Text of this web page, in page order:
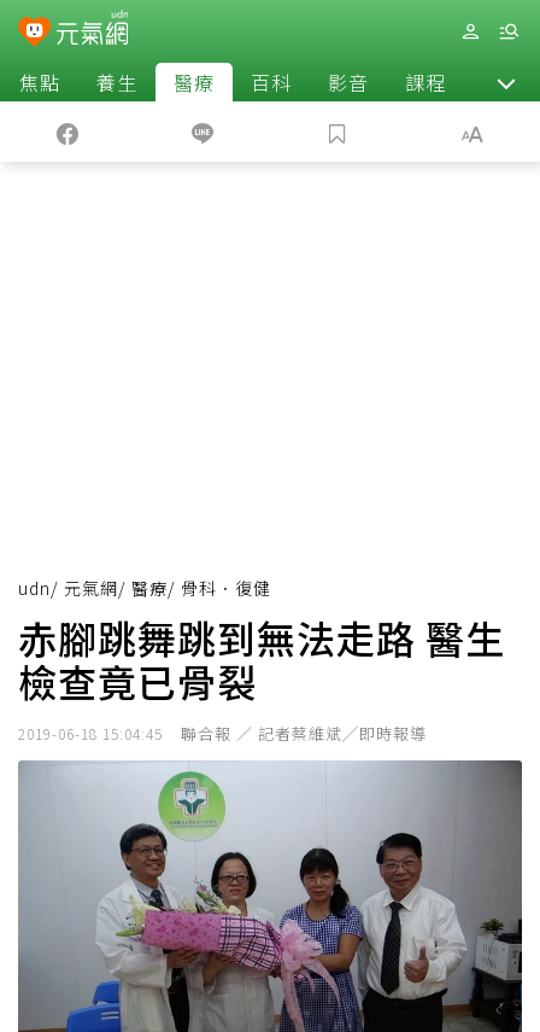
焦點 養生 醫療 百科 影音 課程 退休
udn/ 元氣網/ 醫療/ 骨科．復健
赤腳跳舞跳到無法走路 醫生
檢查竟已骨裂
2019-06-18 15:04:45 聯合報 ／ 記者蔡維斌╱即時報導